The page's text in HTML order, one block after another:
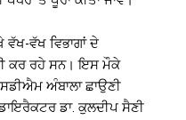
ਵੱਖ ਵਿਭਾਗਾਂ ਦੇ
ਕਰ ਰਹੇ ਸਨ। ਇਸ ਮੌਕੇ
ਅੰਬਾਲਾ ਛਾਉਣੀ
ਡਾ. ਕੁਲਦੀਪ ਸੈਣੀ